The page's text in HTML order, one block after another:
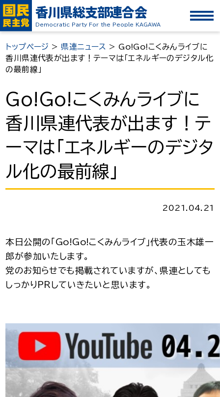
香川県総支部連合会
Democratic Party For the People KAGAWA
トップページ > 県連ニュース > Go!Go!こくみんライブに
香川県連代表が出ます！テーマは「エネルギーのデジタル化
の最前線」
Go!Go!こくみんライブに
香川県連代表が出ます！テ
ーマは「エネルギーのデジタ
ル化の最前線」
2021.04.21
本日公開の「Go!Go!こくみんライブ」代表の玉木雄一
郎が参加いたします。
党のお知らせでも掲載されていますが、県連としても
しっかりPRしていきたいと思います。